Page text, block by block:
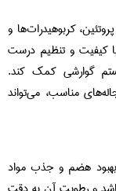
کربوهیدرات‌ها و
با کیفیت و تنظیم درست
گوارشی کمک کند.
مناسب، می‌تواند
بهبود هضم و جذب مواد